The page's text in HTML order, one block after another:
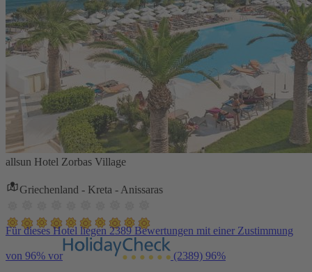
allsun Hotel Zorbas Village
Griechenland - Kreta - Anissaras
Für dieses Hotel liegen 2389 Bewertungen mit einer Zustimmung
von 96% vor (2389) 96%